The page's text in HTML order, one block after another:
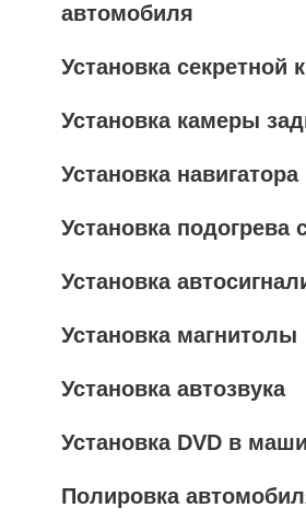
автомобиля
Установка секретной
Установка камеры
Установка навигатора
Установка подогрева
Установка
Установка магнитолы
Установка автозвука
Установка DVD в
Полировка